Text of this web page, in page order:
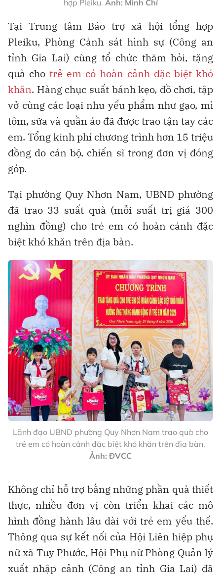
hợp Pleiku. Ảnh: Minh Chí
Tại Trung tâm Bảo trợ xã hội tổng hợp
Pleiku, Phòng Cảnh sát hình sự (Công an
tỉnh Gia Lai) cũng tổ chức thăm hỏi, tặng
quà chotrẻ em có hoàn cảnh đặc biệt khó
khăn. Hàng chục suất bánh kẹo, đồ chơi, tập
vở cùng các loại nhu yếu phẩm như gạo, mì
tôm, sữa và quần áo đã được trao tận tay các
em. Tổng kinh phí chương trình hơn 15 triệu
đồng do cán bộ, chiến sĩ trong đơn vị đóng
góp.
Tại phường Quy Nhơn Nam, UBND phường
đã trao 33 suất quà (mỗi suất trị giá 300
nghìn đồng) cho trẻ em có hoàn cảnh đặc
biệt khó khăn trên địa bàn.
Lãnh đạo UBND phường Quy Nhơn Nam trao quà cho
trẻ em có hoàn cảnh đặc biệt khó khăn trên địa bàn.
Ảnh: ĐVCC
Không chỉ hỗ trợ bằng những phần quà thiết
thực, nhiều đơn vị còn triển khai các mô
hình đồng hành lâu dài với trẻ em yếu thế.
Thông qua sự kết nối của Hội Liên hiệp phụ
nữ xã Tuy Phước, Hội Phụ nữ Phòng Quản lý
xuất nhập cảnh (Công an tỉnh Gia Lai) đã